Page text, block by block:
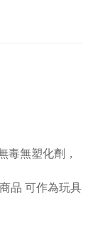
無塑化劑，
品 可作為玩具